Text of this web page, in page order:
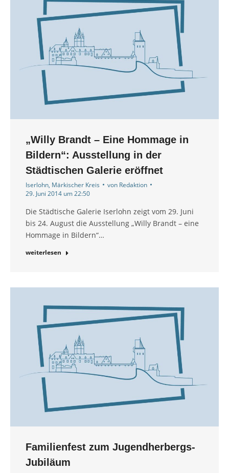
„Willy Brandt – Eine Hommage in
Bildern“: Ausstellung in der
Städtischen Galerie eröffnet
Iserlohn, Märkischer Kreis von Redaktion
29. Juni 2014 um 22:50
Die Städtische Galerie Iserlohn zeigt vom 29. Juni
bis 24. August die Ausstellung „Willy Brandt – eine
Hommage in Bildern“…
weiterlesen
Familienfest zum Jugendherbergs-
Jubiläum